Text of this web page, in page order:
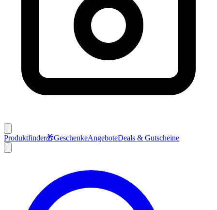
Produktfinder🎁GeschenkeAngeboteDeals & Gutscheine